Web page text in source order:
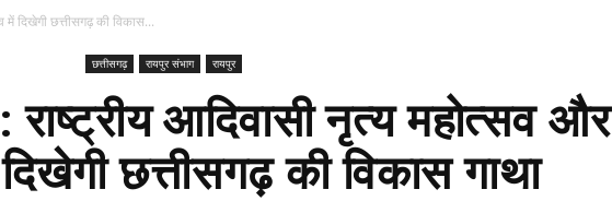
दिखेगी छत्तीसगढ़ की विकास...
छत्तीसगढ़ रायपुर संभाग रायपुर
आदिवासी नृत्य महोत्सव और
छत्तीसगढ़ की विकास गाथा